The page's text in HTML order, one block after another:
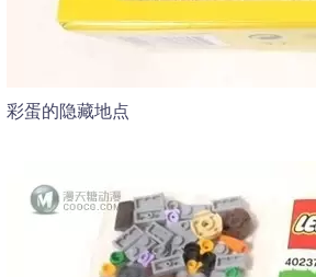
彩蛋的隐藏地点